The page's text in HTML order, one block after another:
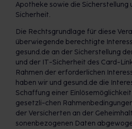
Apotheke sowie die Sicherstellung
Sicherheit.
Die Rechtsgrundlage für diese
überwiegende berechtigte
gesund.de an der Sicherstellung
und der IT-Sicherheit des Card-
Rahmen der erforderlichen
haben wir und gesund.de die
Schaffung einer
gesetzli-chen
der Versicherten an der
sonenbezogenen Daten